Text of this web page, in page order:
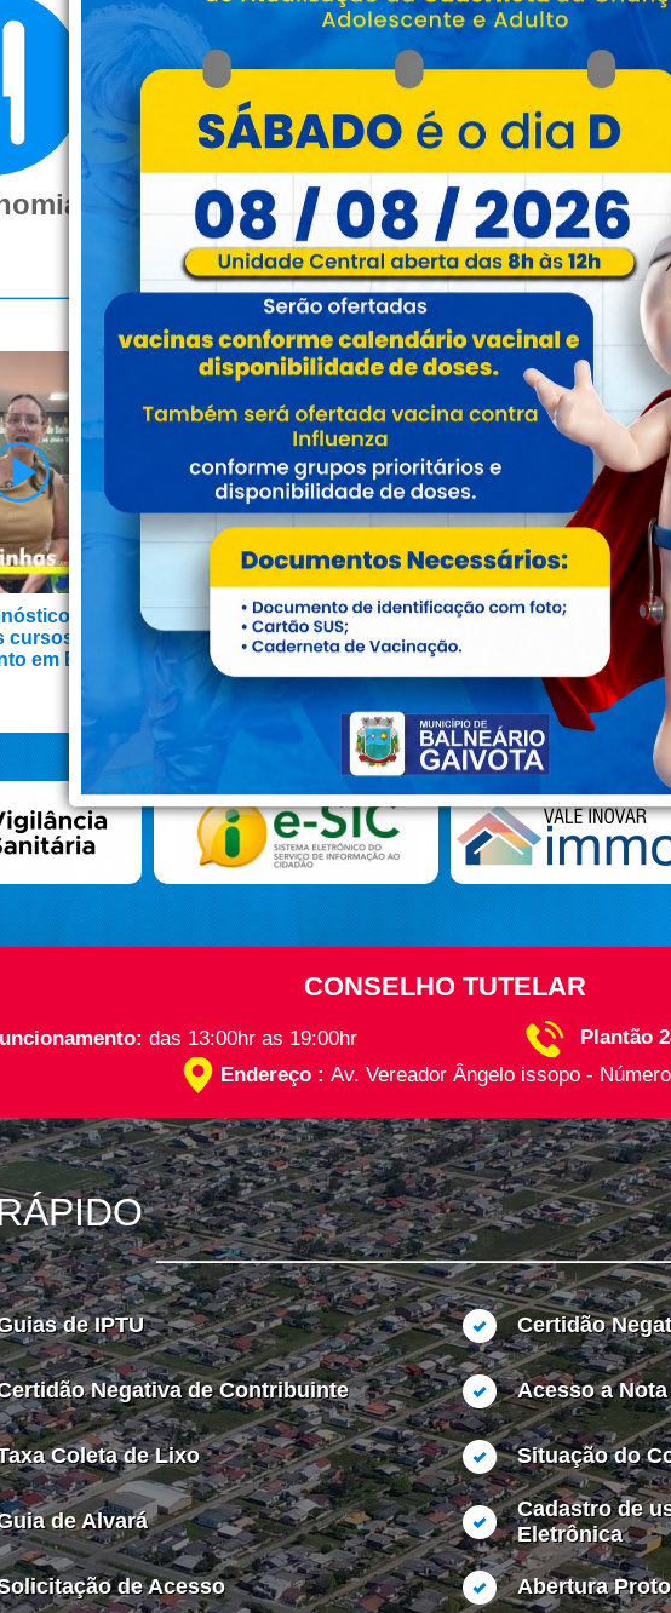
Hotelaria / Pousadas Eventos
d’água e
em Balneário
Chegada da Chama Crioula e abertura
dos Festejos Farroupilhas 2023
CONSELHO TUTELAR
das 13:00hr as 19:00hr Plantão
Endereço : Av. Vereador Ângelo issopo -
de IPTU Certidão
Negativa de Contribuinte Acesso a
Coleta de Lixo Situação do
de Alvará
Cadastro de
Eletrônica
de Acesso Abertura